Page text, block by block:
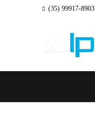
(35) 99917-8903